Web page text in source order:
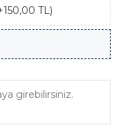
TL)